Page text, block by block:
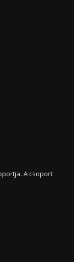
A csoport